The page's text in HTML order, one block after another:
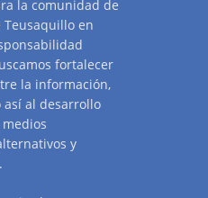
la comunidad de
en
fortalecer
la información,
al desarrollo
y